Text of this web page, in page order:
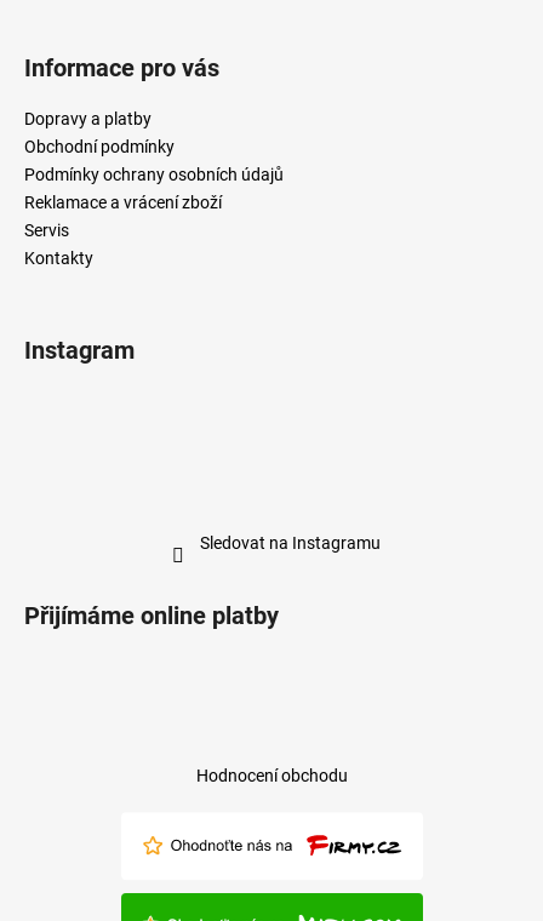
Informace pro vás
Dopravy a platby
Obchodní podmínky
Podmínky ochrany osobních údajů
Reklamace a vrácení zboží
Servis
Kontakty
Instagram
Sledovat na Instagramu
Přijímáme online platby
Hodnocení obchodu